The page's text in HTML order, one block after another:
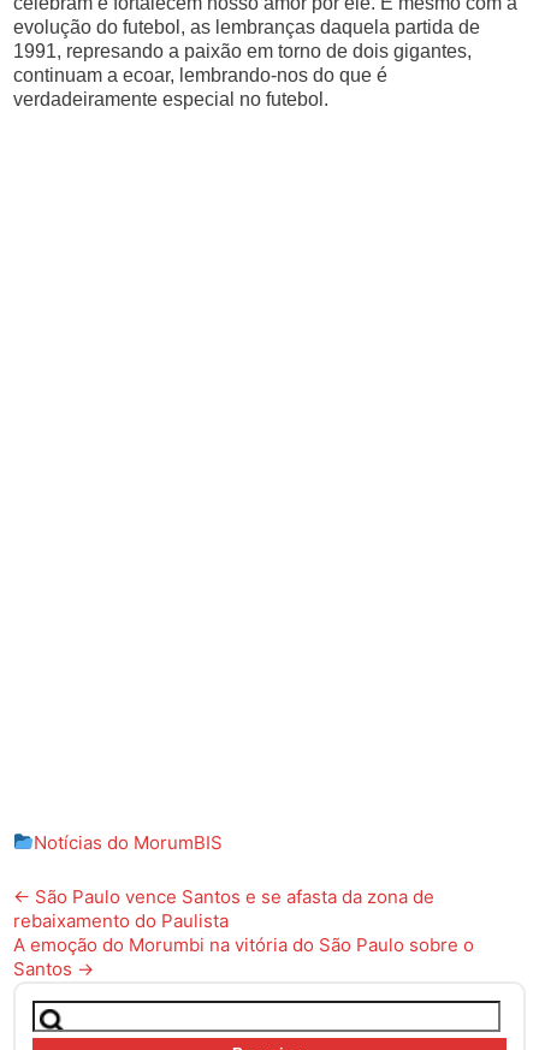
evolução do futebol, as lembranças daquela partida de
1991, represando a paixão em torno de dois gigantes,
continuam a ecoar, lembrando-nos do que é
verdadeiramente especial no futebol.
Notícias do MorumBIS
Post
navigation
← São Paulo vence Santos e se afasta da zona de
rebaixamento do Paulista
A emoção do Morumbi na vitória do São Paulo sobre o
Santos →
Pesquisar
por: